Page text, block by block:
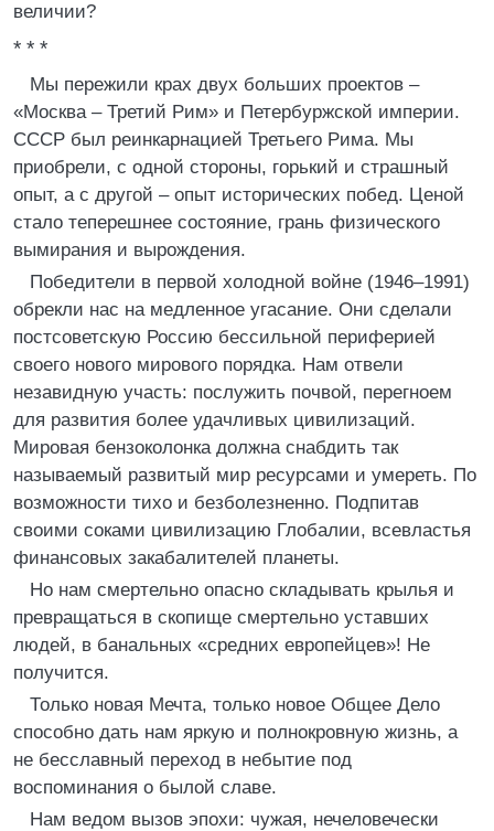
величии?
* * *
Мы пережили крах двух больших проектов –
«Москва – Третий Рим» и Петербуржской империи.
СССР был реинкарнацией Третьего Рима. Мы
приобрели, с одной стороны, горький и страшный
опыт, а с другой – опыт исторических побед. Ценой
стало теперешнее состояние, грань физического
вымирания и вырождения.
Победители в первой холодной войне (1946–1991)
обрекли нас на медленное угасание. Они сделали
постсоветскую Россию бессильной периферией
своего нового мирового порядка. Нам отвели
незавидную участь: послужить почвой, перегноем
для развития более удачливых цивилизаций.
Мировая бензоколонка должна снабдить так
называемый развитый мир ресурсами и умереть. По
возможности тихо и безболезненно. Подпитав
своими соками цивилизацию Глобалии, всевластья
финансовых закабалителей планеты.
Но нам смертельно опасно складывать крылья и
превращаться в скопище смертельно уставших
людей, в банальных «средних европейцев»! Не
получится.
Только новая Мечта, только новое Общее Дело
способно дать нам яркую и полнокровную жизнь, а
не бесславный переход в небытие под
воспоминания о былой славе.
Нам ведом вызов эпохи: чужая, нечеловечески